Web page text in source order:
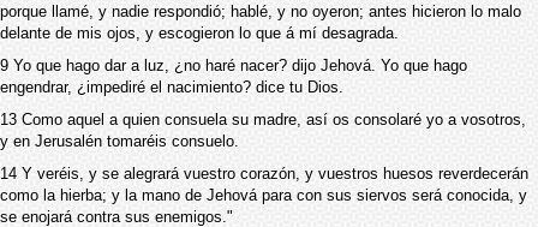
porque llamé, y nadie respondió; hablé, y no oyeron; antes hicieron lo malo
delante de mis ojos, y escogieron lo que á mí desagrada.
9 Yo que hago dar a luz, ¿no haré nacer? dijo Jehová. Yo que hago
engendrar, ¿impediré el nacimiento? dice tu Dios.
13 Como aquel a quien consuela su madre, así os consolaré yo a vosotros,
y en Jerusalén tomaréis consuelo.
14 Y veréis, y se alegrará vuestro corazón, y vuestros huesos reverdecerán
como la hierba; y la mano de Jehová para con sus siervos será conocida, y
se enojará contra sus enemigos."